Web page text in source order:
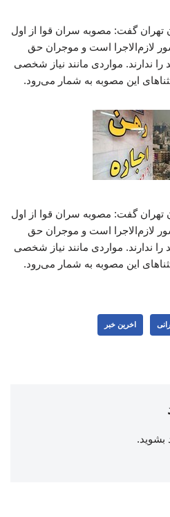
گفت: مصوبه سران قوا از اول
کشور لازم‌الاجرا است و موجران حق
بیش از ۲۵ درصد را ندارند. مواردی مانند نیاز شخصی
این مصوبه به شمار می‌رود.
گفت: مصوبه سران قوا از اول
کشور لازم‌الاجرا است و موجران حق
بیش از ۲۵ درصد را ندارند. مواردی مانند نیاز شخصی
این مصوبه به شمار می‌رود.
اخرین خبر
بشوید.